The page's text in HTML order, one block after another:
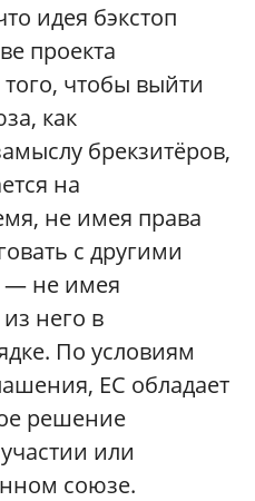
идея бэкстоп
проекта
чтобы выйти
как
брекзитёров,
на
не имея права
с другими
— не имея
него в
По условиям
ЕС обладает
решение
или
союзе.